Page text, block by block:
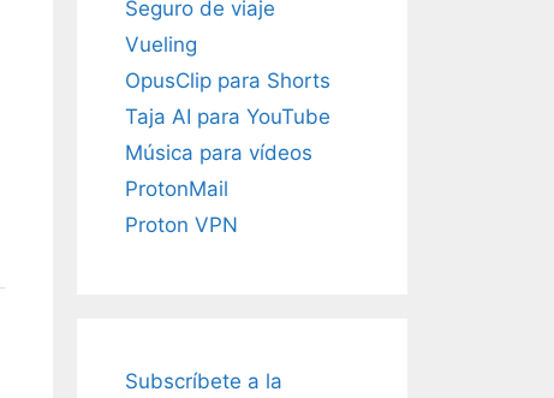
Seguro de viaje
Vueling
OpusClip para Shorts
Taja AI para YouTube
Música para vídeos
ProtonMail
Proton VPN
Subscríbete a la